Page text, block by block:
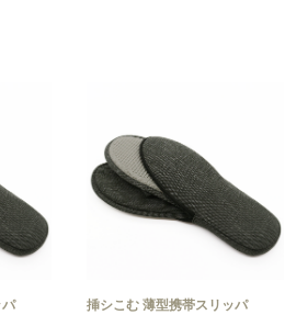
挿シこむ 薄型携帯スリッパ